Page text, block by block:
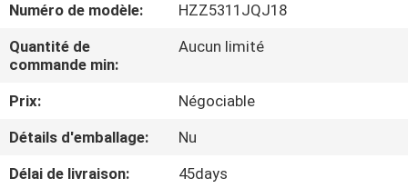
VISITE
D'USINE
CONTRÔLE
DE
QUALITÉ
Numéro de modèle:
HZZ5311JQJ18
Quantité de
commande min:
Aucun limité
Prix:
Négociable
Détails d'emballage:
Nu
Délai de livraison:
45days